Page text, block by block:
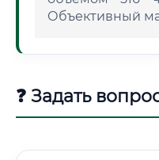
Объективный
❓ Задать